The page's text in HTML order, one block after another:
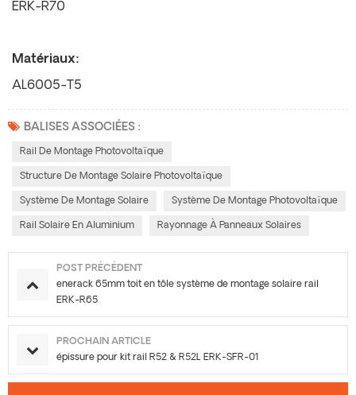
ERK-R70
Matériaux:
AL6005-T5
BALISES ASSOCIÉES :
Rail De Montage Photovoltaïque
Structure De Montage Solaire Photovoltaïque
Système De Montage Solaire Système De Montage Photovoltaïque
Rail Solaire En Aluminium Rayonnage À Panneaux Solaires
POST PRÉCÉDENT
enerack 65mm toit en tôle système de montage solaire rail
ERK-R65
PROCHAIN ARTICLE
épissure pour kit rail R52 & R52L ERK-SFR-01